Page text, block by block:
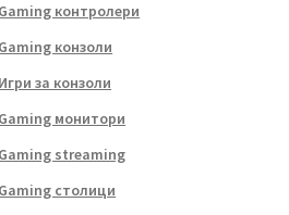
Gaming контролери
Gaming конзоли
Игри за конзоли
Gaming монитори
Gaming streaming
Gaming столици